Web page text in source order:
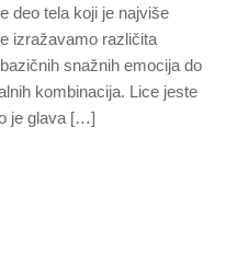
deo tela koji je najviše
izražavamo različita
snažnih emocija do
kombinacija. Lice jeste
je glava […]